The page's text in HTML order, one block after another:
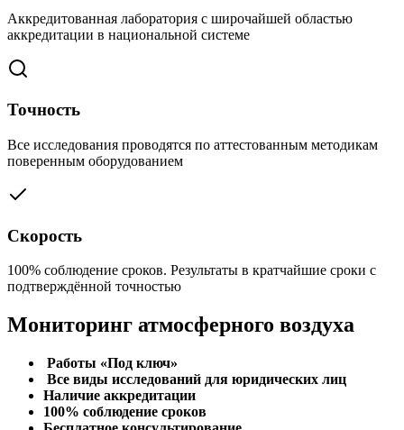
Аккредитованная лаборатория с широчайшей областью
аккредитации в национальной системе
Точность
Все исследования проводятся по аттестованным методикам
поверенным оборудованием
Скорость
100% соблюдение сроков. Результаты в кратчайшие сроки с
подтверждённой точностью
Мониторинг атмосферного воздуха
Работы «Под ключ»
Все виды исследований для юридических лиц
Наличие аккредитации
100% соблюдение сроков